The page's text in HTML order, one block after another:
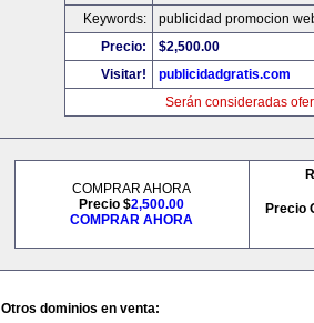
Keywords:
publicidad promocion
Precio:
$2,500.00
Visitar!
publicidadgratis.com
Serán consideradas
COMPRAR AHORA
Precio $2,500.00
COMPRAR AHORA
Precio
Otros dominios en venta: